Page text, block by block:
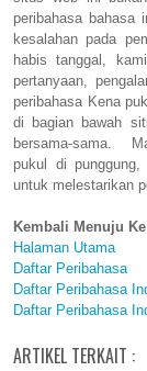
peribahasa bahasa
kesalahan pada
habis tanggal,
pertanyaan,
peribahasa Kena
di bagian bawah
bersama-sama.
pukul di
untuk melestarikan
Kembali Menuju Ke
Halaman Utama
Daftar Peribahasa
Daftar Peribahasa
Daftar Peribahasa
ARTIKEL TERKAIT :